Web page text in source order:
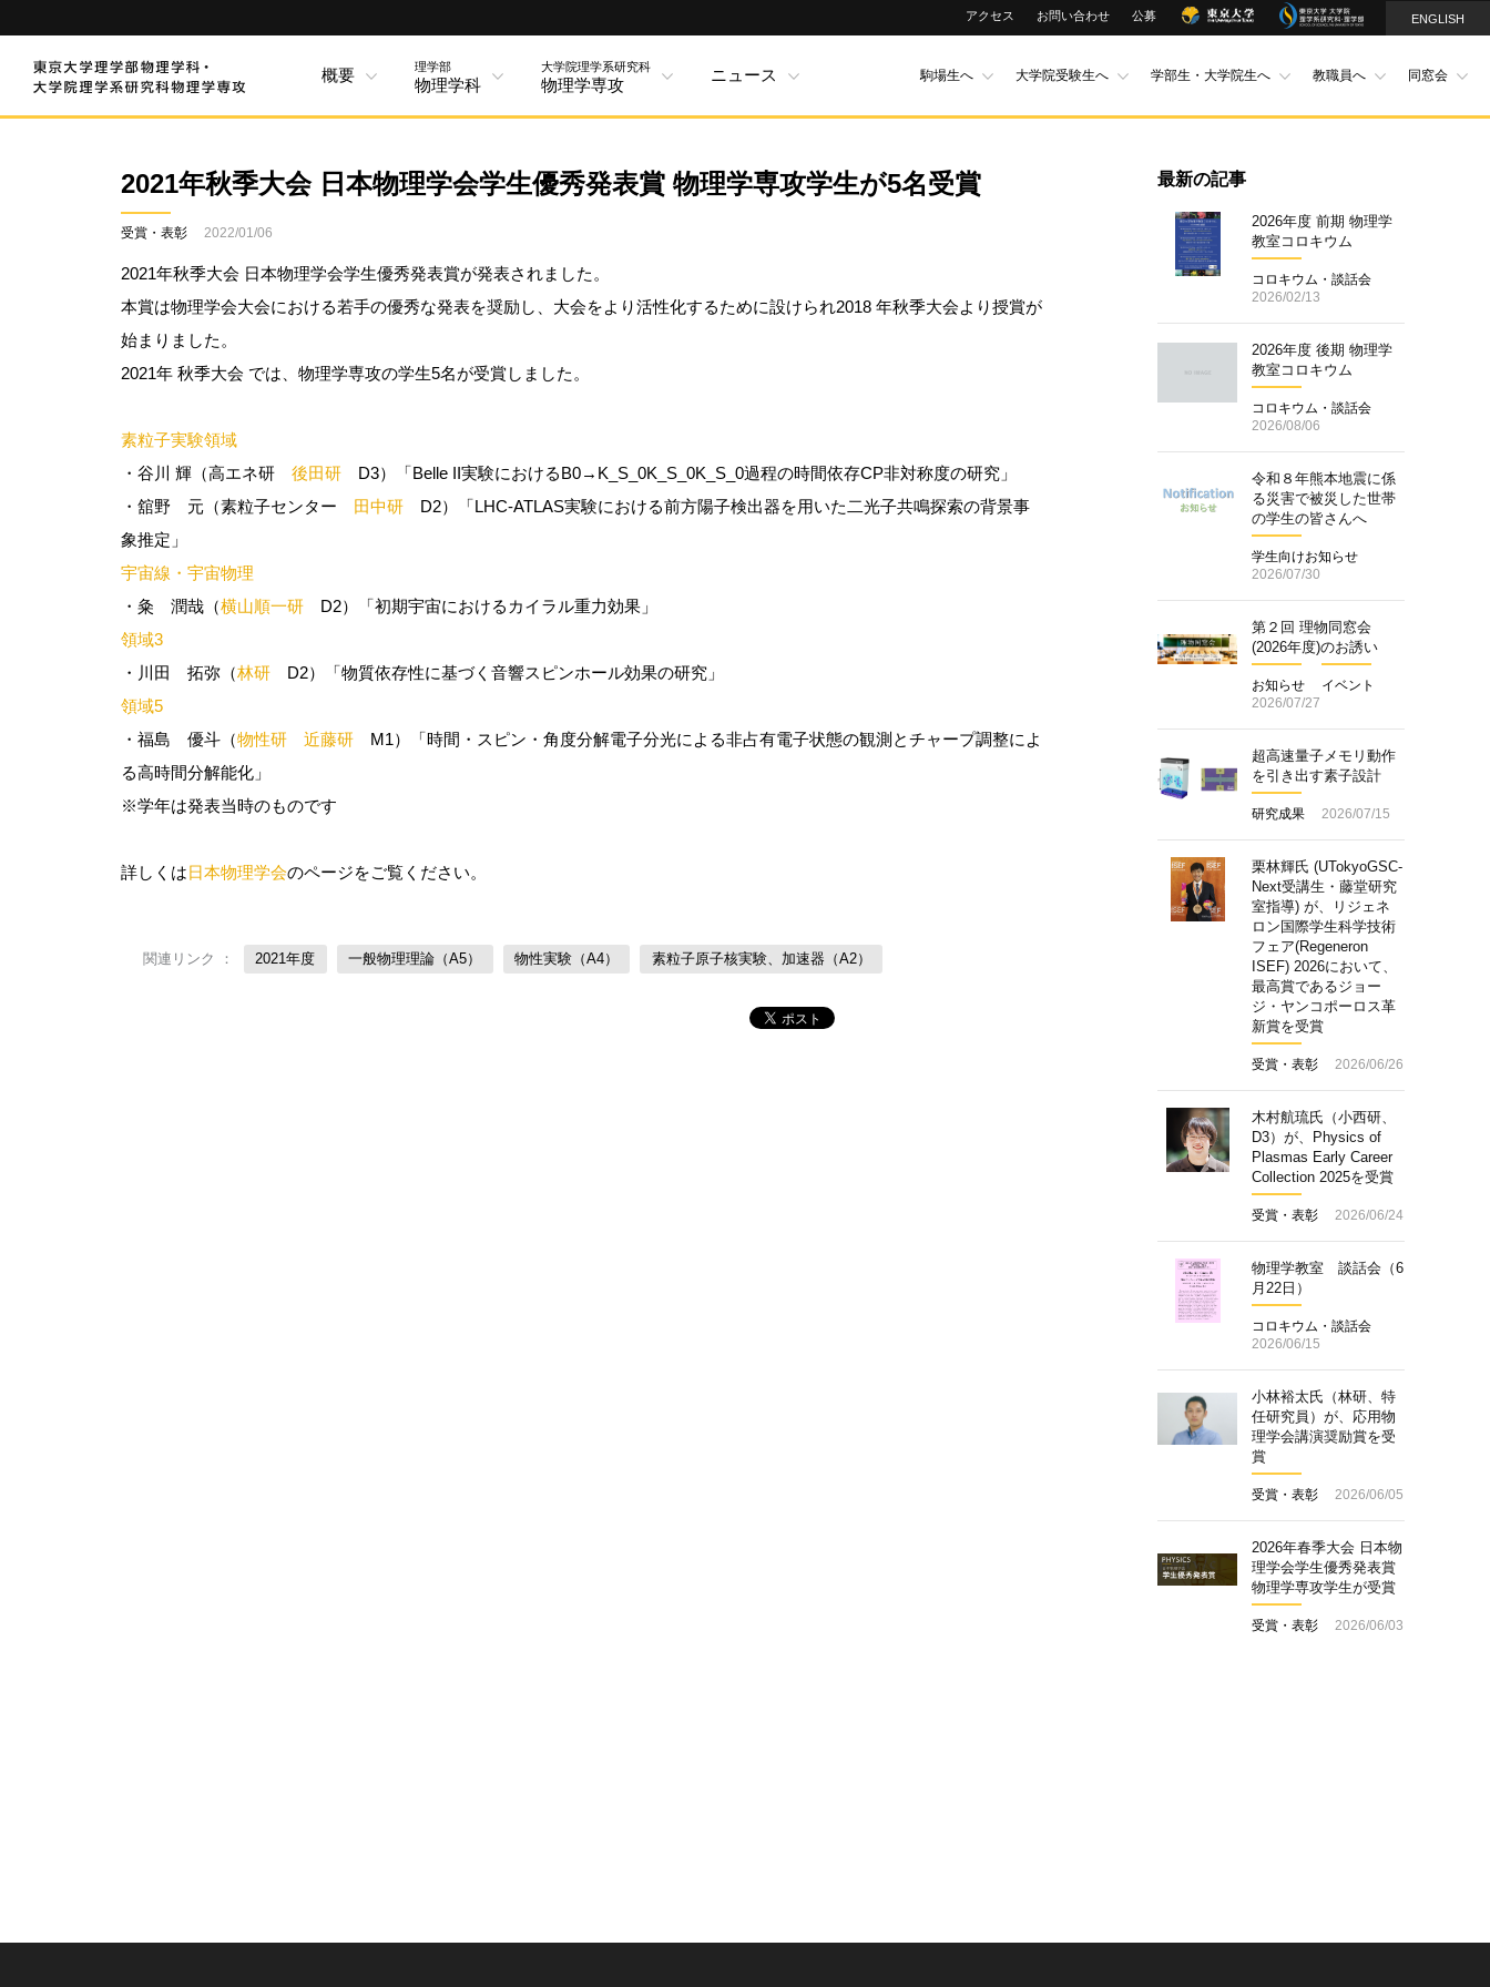
アクセス お問い合わせ 公募 ENGLISH
概要 理学部
物理学科
大学院理学系研究科
物理学専攻
ニュース 駒場生へ 大学院受験生へ 学部生・大学院生へ 教職員へ 同窓会
2021年秋季大会 日本物理学会学生優秀発表賞 物理学専攻学生が5名受賞
受賞・表彰 2022/01/06
2021年秋季大会 日本物理学会学生優秀発表賞が発表されました。
本賞は物理学会大会における若手の優秀な発表を奨励し、大会をより活性化するために設けられ2018 年秋季大会より授賞が
始まりました。
2021年 秋季大会 では、物理学専攻の学生5名が受賞しました。
素粒子実験領域
・谷川 輝（高エネ研 後田研D3）「Belle II実験におけるB0→K_S_0K_S_0K_S_0過程の時間依存CP非対称度の研究」
・舘野 元（素粒子センター 田中研D2）「LHC-ATLAS実験における前方陽子検出器を用いた二光子共鳴探索の背景事
象推定」
宇宙線・宇宙物理
・粂 潤哉（横山順一研D2）「初期宇宙におけるカイラル重力効果」
領域3
・川田 拓弥（林研D2）「物質依存性に基づく音響スピンホール効果の研究」
領域5
・福島 優斗（物性研 近藤研M1）「時間・スピン・角度分解電子分光による非占有電子状態の観測とチャープ調整によ
る高時間分解能化」
※学年は発表当時のものです
詳しくは日本物理学会のページをご覧ください。
関連リンク ： 2021年度 一般物理理論（A5） 物性実験（A4） 素粒子原子核実験、加速器（A2）
最新の記事
2026年度 前期 物理学
教室コロキウム
コロキウム・談話会
2026/02/13
2026年度 後期 物理学
教室コロキウム
コロキウム・談話会
2026/08/06
令和８年熊本地震に係
る災害で被災した世帯
の学生の皆さんへ
学生向けお知らせ
2026/07/30
第２回 理物同窓会
(2026年度)のお誘い
お知らせ
イベント
2026/07/27
超高速量子メモリ動作
を引き出す素子設計
研究成果 2026/07/15
栗林輝氏 (UTokyoGSC-
Next受講生・藤堂研究
室指導) が、リジェネ
ロン国際学生科学技術
フェア(Regeneron
ISEF) 2026において、
最高賞であるジョー
ジ・ヤンコポーロス革
新賞を受賞
受賞・表彰 2026/06/26
木村航琉氏（小西研、
D3）が、Physics of
Plasmas Early Career
Collection 2025を受賞
受賞・表彰 2026/06/24
物理学教室 談話会（6
月22日）
コロキウム・談話会
2026/06/15
小林裕太氏（林研、特
任研究員）が、応用物
理学会講演奨励賞を受
賞
受賞・表彰 2026/06/05
2026年春季大会 日本物
理学会学生優秀発表賞
物理学専攻学生が受賞
受賞・表彰 2026/06/03